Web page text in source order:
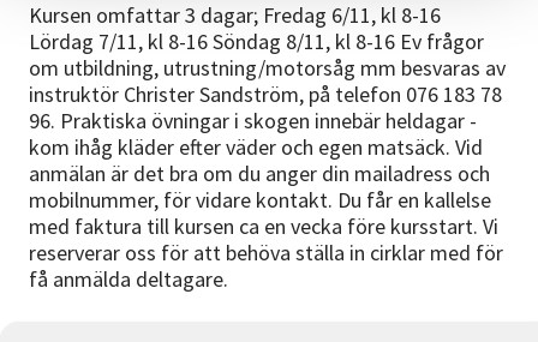
Kursen omfattar 3 dagar; Fredag 6/11, kl 8-16
Lördag 7/11, kl 8-16 Söndag 8/11, kl 8-16 Ev frågor
om utbildning, utrustning/motorsåg mm besvaras av
instruktör Christer Sandström, på telefon 076 183 78
96. Praktiska övningar i skogen innebär heldagar -
kom ihåg kläder efter väder och egen matsäck. Vid
anmälan är det bra om du anger din mailadress och
mobilnummer, för vidare kontakt. Du får en kallelse
med faktura till kursen ca en vecka före kursstart. Vi
reserverar oss för att behöva ställa in cirklar med för
få anmälda deltagare.